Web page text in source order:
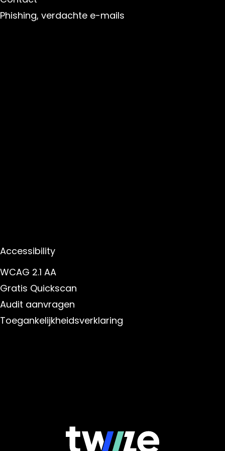
Phishing, verdachte e-mails
Accessibility
WCAG 2.1 AA
Gratis Quickscan
Audit aanvragen
Toegankelijkheidsverklaring